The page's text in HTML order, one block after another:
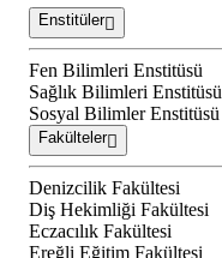
Enstitüler
Fen Bilimleri Enstitüsü
Sağlık Bilimleri Enstitüsü
Sosyal Bilimler Enstitüsü
Fakülteler
Denizcilik Fakültesi
Diş Hekimliği Fakültesi
Eczacılık Fakültesi
Ereğli Eğitim Fakültesi